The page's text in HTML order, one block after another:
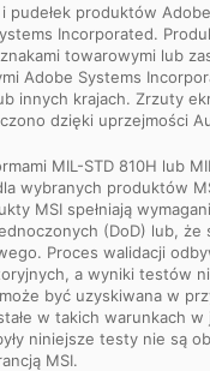
pudełek produktów
Incorporated.
towarowymi lub
Adobe Systems
innych krajach. Zrzuty
dzięki uprzejmości
MIL-STD 810H lub
wybranych produktów
MSI spełniają
(DoD) lub, że
Proces walidacji
a wyniki testów
być uzyskiwana w
w takich warunkach w
niniejsze testy nie są
MSI.